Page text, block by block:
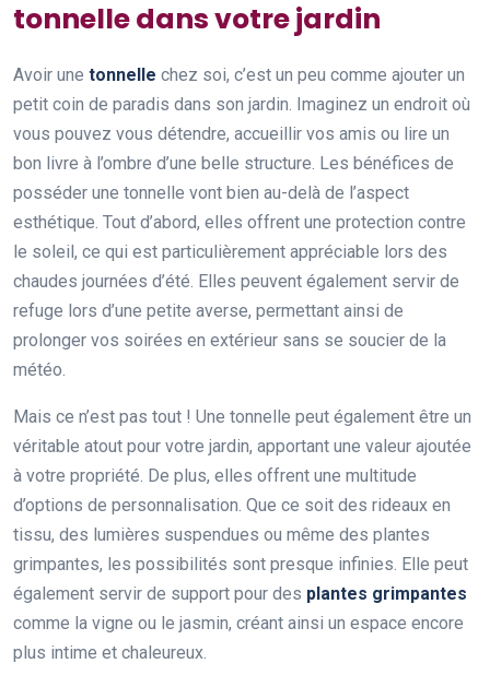
tonnelle dans votre jardin
Avoir une tonnelle chez soi, c’est un peu comme ajouter un
petit coin de paradis dans son jardin. Imaginez un endroit où
vous pouvez vous détendre, accueillir vos amis ou lire un
bon livre à l’ombre d’une belle structure. Les bénéfices de
posséder une tonnelle vont bien au-delà de l’aspect
esthétique. Tout d’abord, elles offrent une protection contre
le soleil, ce qui est particulièrement appréciable lors des
chaudes journées d’été. Elles peuvent également servir de
refuge lors d’une petite averse, permettant ainsi de
prolonger vos soirées en extérieur sans se soucier de la
météo.
Mais ce n’est pas tout ! Une tonnelle peut également être un
véritable atout pour votre jardin, apportant une valeur ajoutée
à votre propriété. De plus, elles offrent une multitude
d’options de personnalisation. Que ce soit des rideaux en
tissu, des lumières suspendues ou même des plantes
grimpantes, les possibilités sont presque infinies. Elle peut
également servir de support pour des plantes grimpantes
comme la vigne ou le jasmin, créant ainsi un espace encore
plus intime et chaleureux.